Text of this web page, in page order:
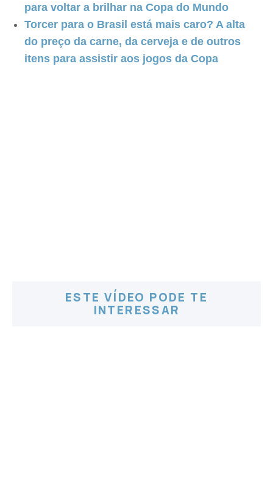
para voltar a brilhar na Copa do Mundo
Torcer para o Brasil está mais caro? A alta
do preço da carne, da cerveja e de outros
itens para assistir aos jogos da Copa
ESTE VÍDEO PODE TE
INTERESSAR